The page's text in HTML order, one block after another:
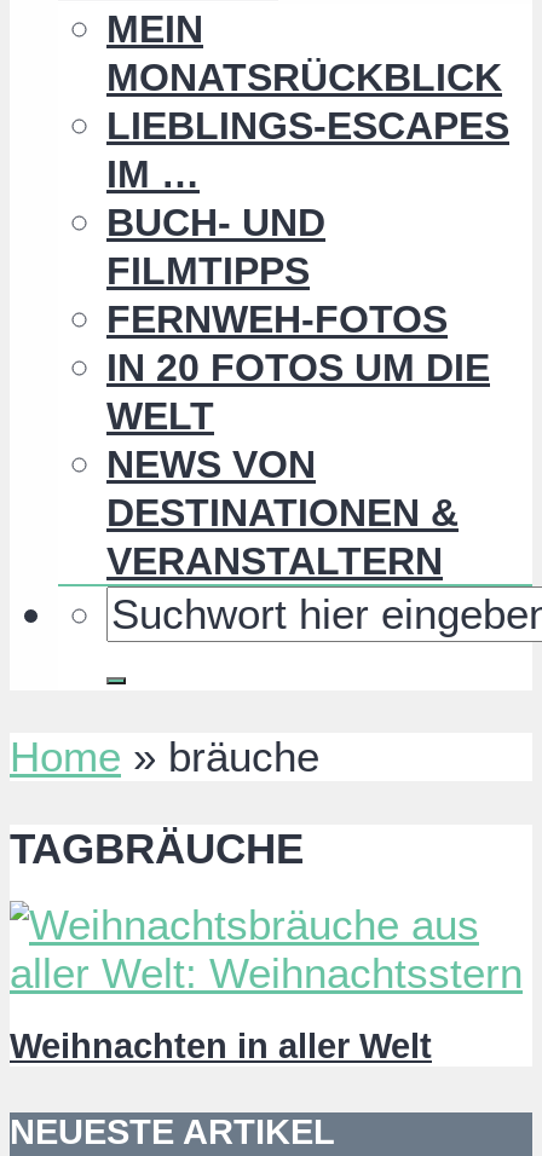
MEIN
MONATSRÜCKBLICK
LIEBLINGS-ESCAPES
IM …
BUCH- UND
FILMTIPPS
FERNWEH-FOTOS
IN 20 FOTOS UM DIE
WELT
NEWS VON
DESTINATIONEN &
VERANSTALTERN
Home » bräuche
TAGBRÄUCHE
Weihnachten in aller Welt
NEUESTE ARTIKEL